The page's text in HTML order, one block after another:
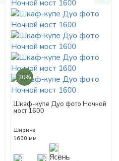
30%
Шкаф-купе Дуо фото Ночной
мост 1600
Ширина
1600 мм